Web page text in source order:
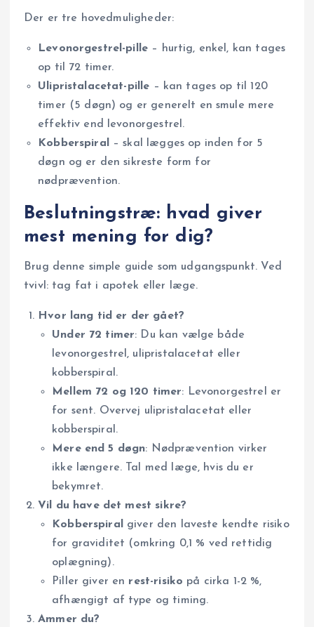
Der er tre hovedmuligheder:
Levonorgestrel-pille – hurtig, enkel, kan tages
op til 72 timer.
Ulipristalacetat-pille – kan tages op til 120
timer (5 døgn) og er generelt en smule mere
effektiv end levonorgestrel.
Kobberspiral– skal lægges op inden for 5
døgn og er den sikreste form for
nødprævention.
Beslutningstræ: hvad giver
mest mening for dig?
Brug denne simple guide som udgangspunkt. Ved
tvivl: tag fat i apotek eller læge.
Hvor lang tid er der gået?
Under 72 timer: Du kan vælge både
levonorgestrel, ulipristalacetat eller
kobberspiral.
Mellem 72 og 120 timer: Levonorgestrel er
for sent. Overvej ulipristalacetat eller
kobberspiral.
Mere end 5 døgn: Nødprævention virker
ikke længere. Tal med læge, hvis du er
bekymret.
Vil du have det mest sikre?
Kobberspiral
giver den laveste kendte risiko
for graviditet (omkring 0,1 % ved rettidig
oplægning).
Piller giver en rest-risiko på cirka 1-2 %,
afhængigt af type og timing.
Ammer du?